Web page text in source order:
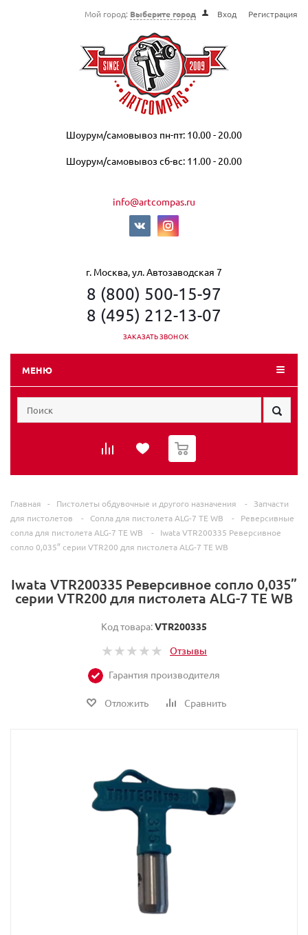
Мой город: Выберите город Вход Регистрация
Шоурум/самовывоз пн-пт: 10.00 - 20.00
Шоурум/самовывоз сб-вс: 11.00 - 20.00
info@artcompas.ru
г. Москва, ул. Автозаводская 7
8 (800) 500-15-97
8 (495) 212-13-07
ЗАКАЗАТЬ ЗВОНОК
МЕНЮ
0
Главная - Пистолеты обдувочные и другого назначения -
Запчасти
для пистолетов
- Сопла для пистолета ALG-7 TE WB -
Реверсивные
сопла для пистолета ALG-7 TE WB
-
Iwata VTR200335 Реверсивное
сопло 0,035” серии VTR200 для пистолета ALG-7 TE WB
Iwata VTR200335 Реверсивное сопло 0,035”
серии VTR200 для пистолета ALG-7 TE WB
Код товара:VTR200335
Отзывы
Гарантия производителя
Отложить Сравнить